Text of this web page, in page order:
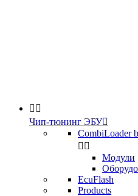
 
Чип-тюнинг ЭБУ
CombiLoader
 
Модули
EcuFlash
Products